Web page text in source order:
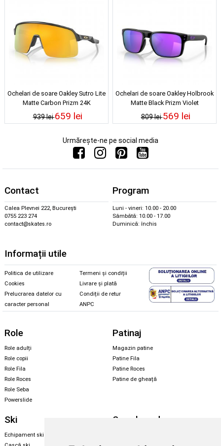
Ochelari de soare Oakley Sutro Lite
Matte Carbon Prizm 24K
939 lei659 lei
Ochelari de soare Oakley Holbrook
Matte Black Prizm Violet
809 lei569 lei
Urmărește-ne pe social media
Contact
Calea Plevnei 222, București
0755 223 274
contact@skates.ro
Program
Luni - vineri: 10.00 - 20.00
Sâmbătă: 10.00 - 17.00
Duminică: închis
Informații utile
Politica de utilizare
Cookies
Prelucrarea datelor cu
caracter personal
Termeni și condiții
Livrare și plată
Condiții de retur
ANPC
Role
Role adulți
Role copii
Role Fila
Role Roces
Role Seba
Powerslide
Patinaj
Magazin patine
Patine Fila
Patine Roces
Patine de gheață
Ski
Echipament ski
Snowboard